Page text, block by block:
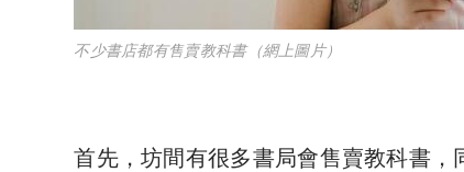
不少書店都有售賣教科書（網上圖片）
首先，坊間有很多書局會售賣教科書，